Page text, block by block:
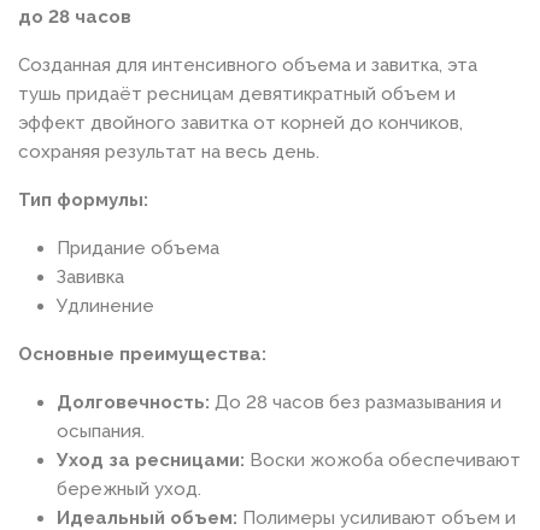
до 28 часов
Созданная для интенсивного объема и завитка, эта
тушь придаёт ресницам девятикратный объем и
эффект двойного завитка от корней до кончиков,
сохраняя результат на весь день.
Тип формулы:
Придание объема
Завивка
Удлинение
Основные преимущества:
Долговечность: До 28 часов без размазывания и
осыпания.
Уход за ресницами: Воски жожоба обеспечивают
бережный уход.
Идеальный объем: Полимеры усиливают объем и